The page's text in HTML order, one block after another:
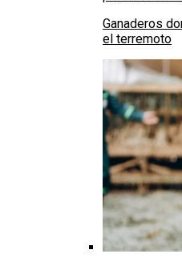
Ganaderos
el terremoto